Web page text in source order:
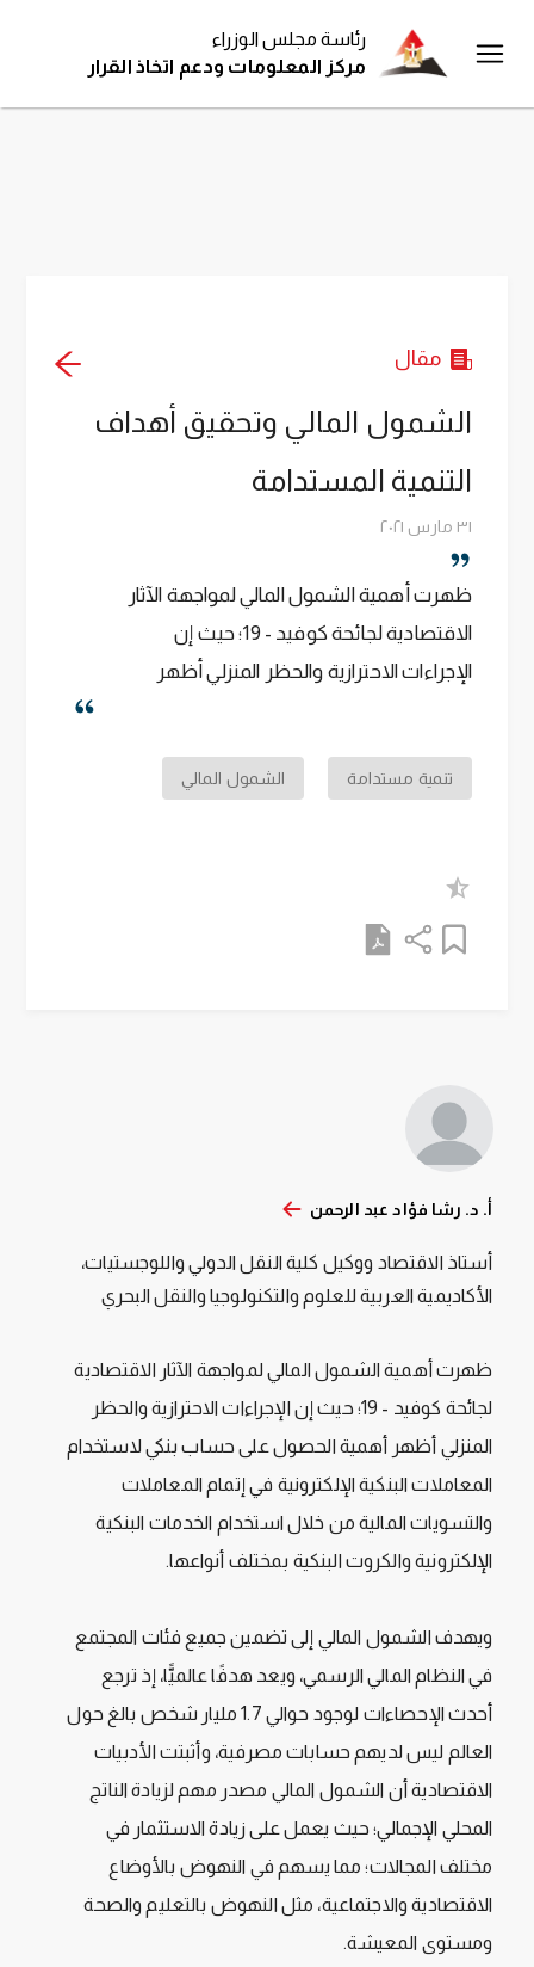
رئاسة مجلس الوزراء
مركز المعلومات ودعم اتخاذ القرار
مقال
الشمول المالي وتحقيق أهداف
التنمية المستدامة
٣١ مارس ٢٠٢١
ظهرت أهمية الشمول المالي لمواجهة الآثار
الاقتصادية لجائحة كوفيد - 19؛ حيث إن
الإجراءات الاحترازية والحظر المنزلي أظهر
المعاملات والتسويات المالية من خلال
تنمية مستدامة الشمول المالي
أ. د. رشا فؤاد عبد الرحمن
أستاذ الاقتصاد ووكيل كلية النقل الدولي واللوجستيات،
الأكاديمية العربية للعلوم والتكنولوجيا والنقل البحري
ظهرت أهمية الشمول المالي لمواجهة الآثار الاقتصادية
لجائحة كوفيد - 19؛ حيث إن الإجراءات الاحترازية والحظر
المنزلي أظهر أهمية الحصول على حساب بنكي لاستخدام
المعاملات البنكية الإلكترونية في إتمام المعاملات
والتسويات المالية من خلال استخدام الخدمات البنكية
الإلكترونية والكروت البنكية بمختلف أنواعها.
ويهدف الشمول المالي إلى تضمين جميع فئات المجتمع
في النظام المالي الرسمي، ويعد هدفًا عالميًّا، إذ ترجع
أحدث الإحصاءات لوجود حوالي 1.7 مليار شخص بالغ حول
العالم ليس لديهم حسابات مصرفية، وأثبتت الأدبيات
الاقتصادية أن الشمول المالي مصدر مهم لزيادة الناتج
المحلي الإجمالي؛ حيث يعمل على زيادة الاستثمار في
مختلف المجالات؛ مما يسهم في النهوض بالأوضاع
الاقتصادية والاجتماعية، مثل النهوض بالتعليم والصحة
ومستوى المعيشة.